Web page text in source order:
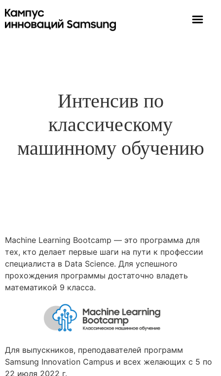
Интенсив по
классическому
машинному обучению
Machine Learning Bootcamp — это программа для
тех, кто делает первые шаги на пути к профессии
специалиста в Data Science. Для успешного
прохождения программы достаточно владеть
математикой 9 класса.
Для выпускников, преподавателей программ
Samsung Innovation Campus и всех желающих с 5 по
22 июля 2022 г.